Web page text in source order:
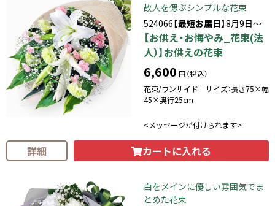
故人を偲ぶシンプルな花束
524066【最短お届日】8月9日～
【お供え・お悔やみ_花束(法
人）】お供えの花束
6,600 円（税込）
花束/ワンサイド サイズ：長さ75×幅
45×奥行25cm
<メッセージが付けられます>
詳細 カートに入れる
白をメインに優しい雰囲気でま
とめた花束